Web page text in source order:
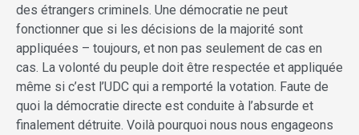
des étrangers criminels. Une démocratie ne peut
fonctionner que si les décisions de la majorité sont
appliquées – toujours, et non pas seulement de cas en
cas. La volonté du peuple doit être respectée et appliquée
même si c’est l’UDC qui a remporté la votation. Faute de
quoi la démocratie directe est conduite à l’absurde et
finalement détruite. Voilà pourquoi nous nous engageons